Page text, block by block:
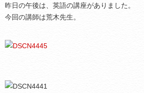
昨日の午後は、英語の講座がありました。
今回の講師は荒木先生。